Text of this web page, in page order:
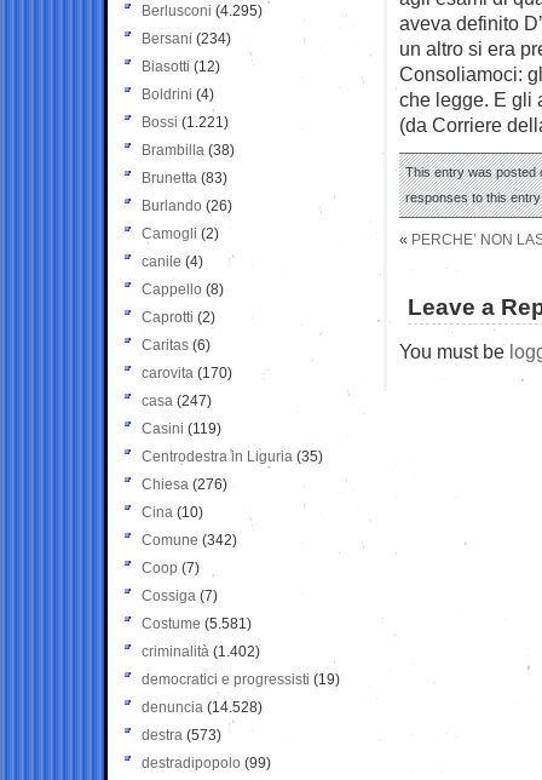
aveva definito
un altro si era
Consoliamoci:
che legge. E gli
(da Corriere
This entry was posted
responses to this
« PERCHE’ NON
Leave a
You must be
Berlusconi (4.295)
Bersani (234)
Biasotti (12)
Boldrini (4)
Bossi (1.221)
Brambilla (38)
Brunetta (83)
Burlando (26)
Camogli (2)
canile (4)
Cappello (8)
Caprotti (2)
Caritas (6)
carovita (170)
casa (247)
Casini (119)
Centrodestra in Liguria (35)
Chiesa (276)
Cina (10)
Comune (342)
Coop (7)
Cossiga (7)
Costume (5.581)
criminalità (1.402)
democratici e progressisti (19)
denuncia (14.528)
destra (573)
destradipopolo (99)